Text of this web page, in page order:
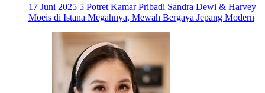
17 Juni 2025 5 Potret Kamar Pribadi Sandra Dewi & Harvey
Moeis di Istana Megahnya, Mewah Bergaya Jepang Modern